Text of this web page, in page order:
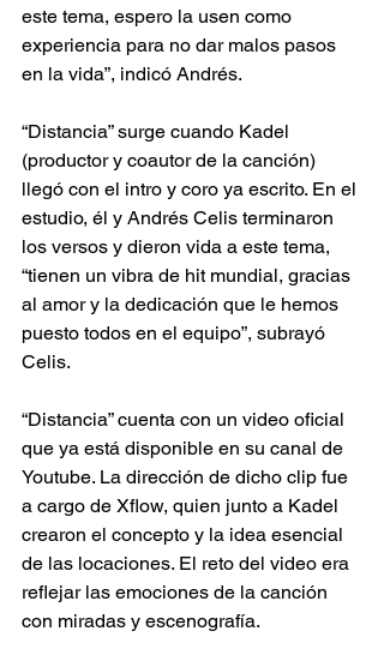
este tema, espero la usen como
experiencia para no dar malos pasos
en la vida”, indicó Andrés.
“Distancia” surge cuando Kadel
(productor y coautor de la canción)
llegó con el intro y coro ya escrito. En el
estudio, él y Andrés Celis terminaron
los versos y dieron vida a este tema,
“tienen un vibra de hit mundial, gracias
al amor y la dedicación que le hemos
puesto todos en el equipo”, subrayó
Celis.
“Distancia” cuenta con un video oficial
que ya está disponible en su canal de
Youtube. La dirección de dicho clip fue
a cargo de Xflow, quien junto a Kadel
crearon el concepto y la idea esencial
de las locaciones. El reto del video era
reflejar las emociones de la canción
con miradas y escenografía.